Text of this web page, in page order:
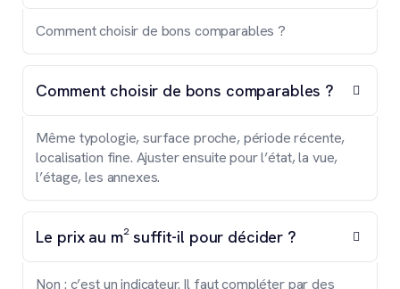
Comment choisir de bons comparables ?
Comment choisir de bons comparables ?
Même typologie, surface proche, période récente,
localisation fine. Ajuster ensuite pour l’état, la vue,
l’étage, les annexes.
Le prix au m² suffit-il pour décider ?
Non : c’est un indicateur. Il faut compléter par des